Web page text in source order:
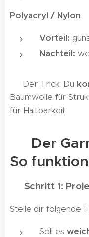
Polyacryl / Nylon
Vorteil:
Nachteil:
👉 Der Trick: Du
Baumwolle für
für Haltbarkeit.
🧩 Der
So
🪄 Schritt 1:
Stelle dir folgende
Soll es